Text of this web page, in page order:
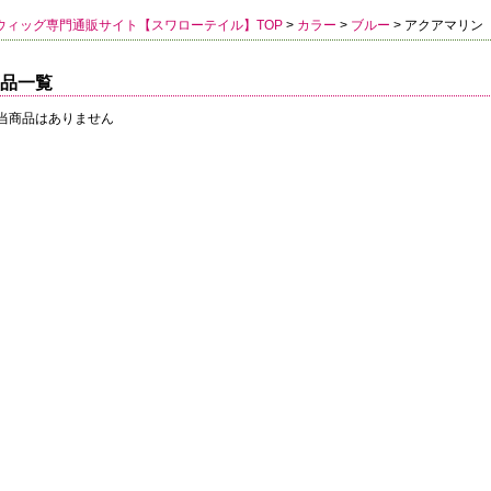
ィッグ専門通販サイト【スワローテイル】TOP > カラー > ブルー > アクアマリン
一覧
商品はありません